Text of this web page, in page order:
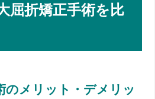
屈折矯正手術を比
のメリット・デメリッ